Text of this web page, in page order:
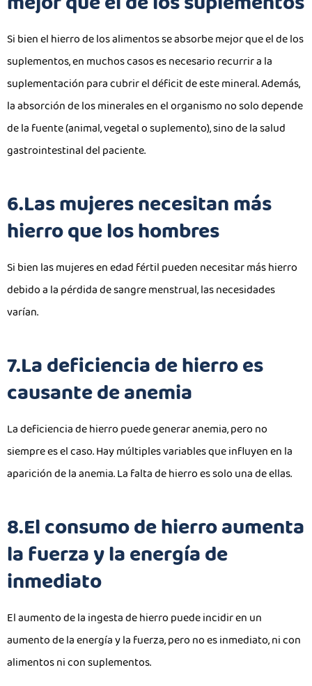
Si bien el hierro de los alimentos se absorbe mejor que el de los
suplementos, en muchos casos es necesario recurrir a la
suplementación para cubrir el déficit de este mineral. Además,
la absorción de los minerales en el organismo no solo depende
de la fuente (animal, vegetal o suplemento), sino de la salud
gastrointestinal del paciente.
6.Las mujeres necesitan más
hierro que los hombres
Si bien las mujeres en edad fértil pueden necesitar más hierro
debido a la pérdida de sangre menstrual, las necesidades
varían.
7.La deficiencia de hierro es
causante de anemia
La deficiencia de hierro puede generar anemia, pero no
siempre es el caso. Hay múltiples variables que influyen en la
aparición de la anemia. La falta de hierro es solo una de ellas.
8.El consumo de hierro aumenta
la fuerza y la energía de
inmediato
El aumento de la ingesta de hierro puede incidir en un
aumento de la energía y la fuerza, pero no es inmediato, ni con
alimentos ni con suplementos.